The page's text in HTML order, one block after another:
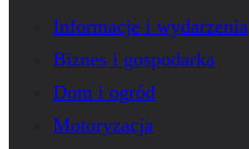
Informacje i wydarzenia
Biznes i gospodarka
Dom i ogród
Motoryzacja